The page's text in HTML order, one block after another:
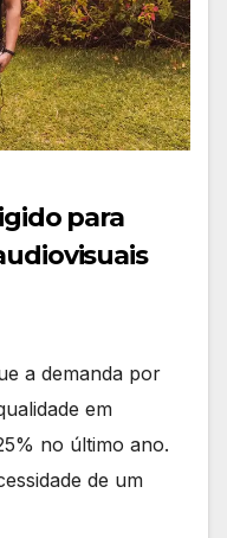
para
a demanda por
em
no último ano.
de um